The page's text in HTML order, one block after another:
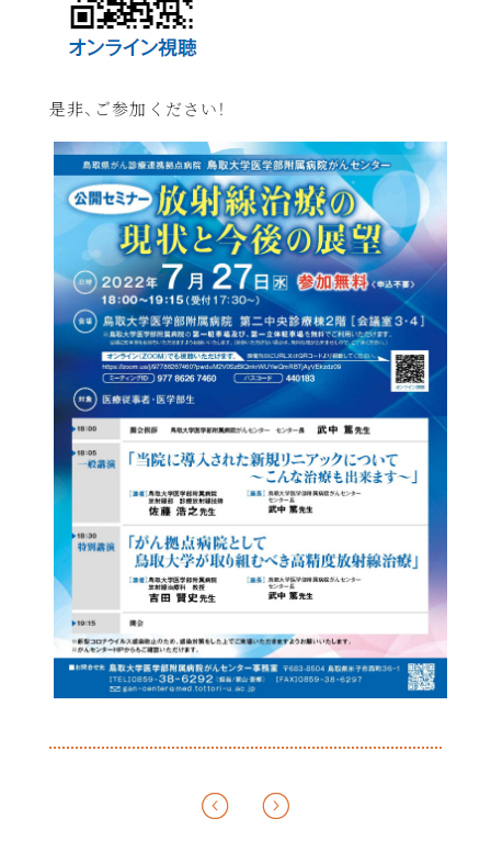
是非、ご参加ください！